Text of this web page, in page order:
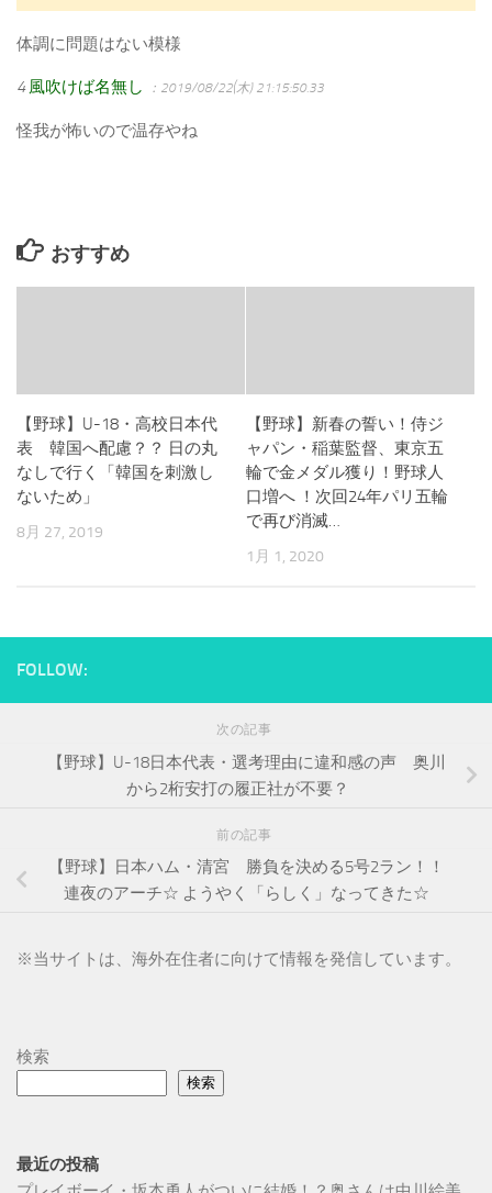
体調に問題はない模様
4 風吹けば名無し ：2019/08/22(木) 21:15:50.33
怪我が怖いので温存やね
おすすめ
【野球】U-18・高校日本代
表 韓国へ配慮？？ 日の丸
なしで行く「韓国を刺激し
ないため」
8月 27, 2019
【野球】新春の誓い！侍ジ
ャパン・稲葉監督、東京五
輪で金メダル獲り！野球人
口増へ ！次回24年パリ五輪
で再び消滅…
1月 1, 2020
FOLLOW:
次の記事
【野球】U-18日本代表・選考理由に違和感の声 奥川
から2桁安打の履正社が不要？
前の記事
【野球】日本ハム・清宮 勝負を決める5号2ラン！！
連夜のアーチ☆ ようやく「らしく」なってきた☆
※当サイトは、海外在住者に向けて情報を発信しています。
検索
検索
最近の投稿